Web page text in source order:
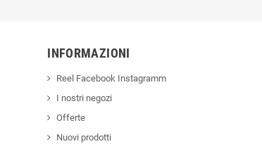
INFORMAZIONI
Reel Facebook Instagramm
I nostri negozi
Offerte
Nuovi prodotti